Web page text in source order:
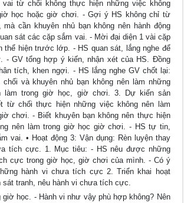
vai từ chối không thực hiện những việc không
học hoặc giờ chơi. - Gợi ý HS không chỉ từ
mà cần khuyên nhủ bạn không nên hành động
sát các cặp sắm vai. - Mời đại diện 1 vài cặp
thể hiện trước lớp. - HS quan sát, lắng nghe để
- GV tổng hợp ý kiến, nhận xét của HS. Đồng
tích, khen ngợi. - HS lắng nghe GV chốt lại:
và khuyên nhủ bạn không nên làm những
làm trong giờ học, giờ chơi. 3. Dự kiến sản
từ chối thực hiện những việc không nên làm
chơi. - Biết khuyên bạn không nên thực hiện
nên làm trong giờ học giờ chơi. - HS tự tin,
vai. • Hoạt động 3: Vận dụng: Rèn luyện thay
tích cực. 1. Mục tiêu: - HS nêu được những
cực trong giờ học, giờ chơi của mình. - Có ý
hành vi chưa tích cực 2. Triển khai hoạt
sát tranh, nêu hành vi chưa tích cực.
giờ học. - Hành vi như vậy phù hợp không? Nên